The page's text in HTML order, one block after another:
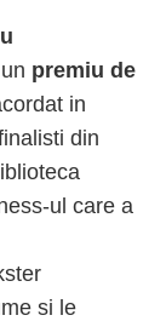
premiu de
in
din
ul care a
si le